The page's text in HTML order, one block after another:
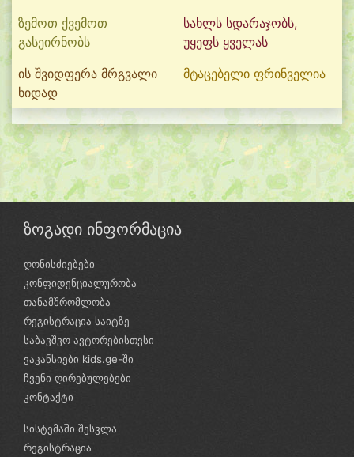
ზემოთ ქვემოთ
გასეირნობს
სახლს სდარაჯობს,
უყეფს ყველას
ის შვიდფერა მრგვალი
ხიდად
მტაცებელი ფრინველია
ზოგადი ინფორმაცია
ღონისძიებები
კონფიდენციალურობა
თანამშრომლობა
რეგისტრაცია საიტზე
საბავშვო ავტორებისთვსი
ვაკანსიები kids.ge-ში
ჩვენი ღირებულებები
კონტაქტი
სისტემაში შესვლა
რეგისტრაცია